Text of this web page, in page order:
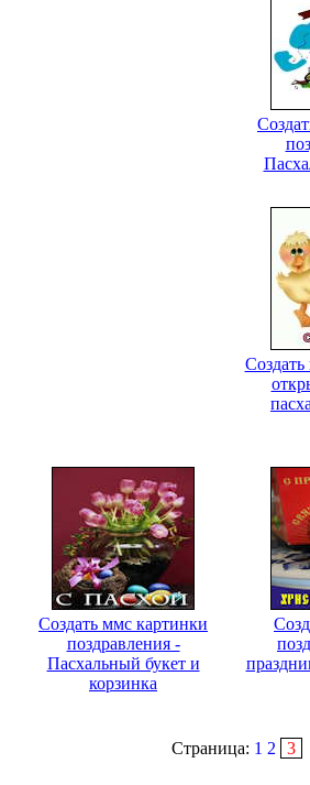
Создать
Создать ммс картинки
поздравления -
Пасхальный букет и
корзинка
Страница: 1 2 3